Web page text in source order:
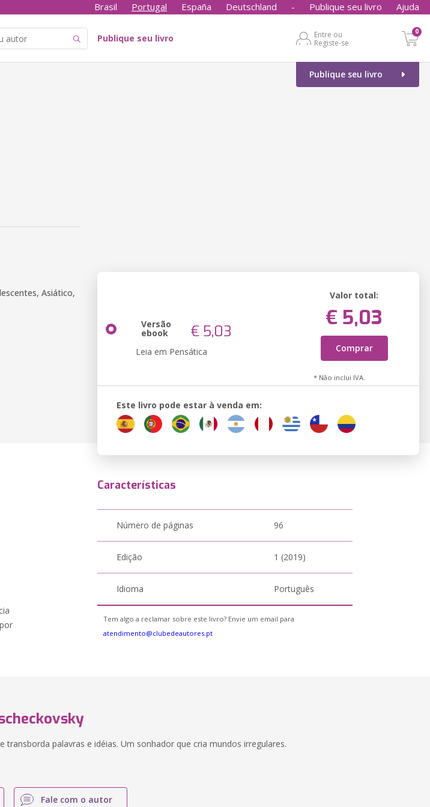
Brasil Portugal España Deutschland - Publique seu livro Ajuda
Publique seu livro
Entre ou
Registe-se
0
Publique seu livro
Asiático,
Versão
ebook € 5,03
Leia em Pensática
Valor total:
€ 5,03
Comprar
* Não inclui IVA.
Este livro pode estar à venda em:
Características
Número de páginas 96
Edição 1 (2019)
Idioma Português
Tem algo a reclamar sobre este livro? Envie um email para
atendimento@clubedeautores.pt
transborda palavras e idéias. Um sonhador que cria mundos irregulares.
Fale com o autor